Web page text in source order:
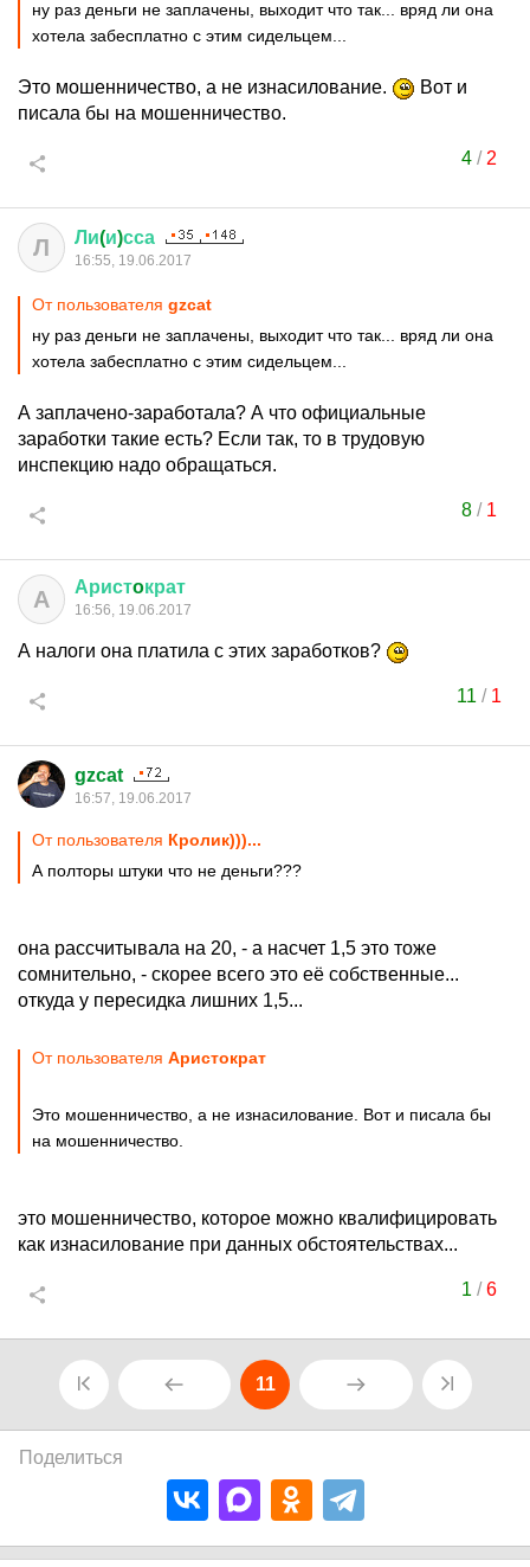
ну раз деньги не заплачены, выходит что так... вряд ли она
хотела забесплатно с этим сидельцем...
Это мошенничество, а не изнасилование.
Вот и
писала бы на мошенничество.
4/ 2
Л Ли(и)сса
16:55, 19.06.2017
От пользователя gzcat
ну раз деньги не заплачены, выходит что так... вряд ли она
хотела забесплатно с этим сидельцем...
А заплачено-заработала? А что официальные
заработки такие есть? Если так, то в трудовую
инспекцию надо обращаться.
8/ 1
А Аристoкрат
16:56, 19.06.2017
А налоги она платила с этих заработков?
11 / 1
gzcat
16:57, 19.06.2017
От пользователя Кролик)))...
А полторы штуки что не деньги???
она рассчитывала на 20, - а насчет 1,5 это тоже
сомнительно, - скорее всего это её собственные...
откуда у пересидка лишних 1,5...
От пользователя Аристoкрат
Это мошенничество, а не изнасилование. Вот и писала бы
на мошенничество.
это мошенничество, которое можно квалифицировать
как изнасилование при данных обстоятельствах...
1 /6
11
Поделиться